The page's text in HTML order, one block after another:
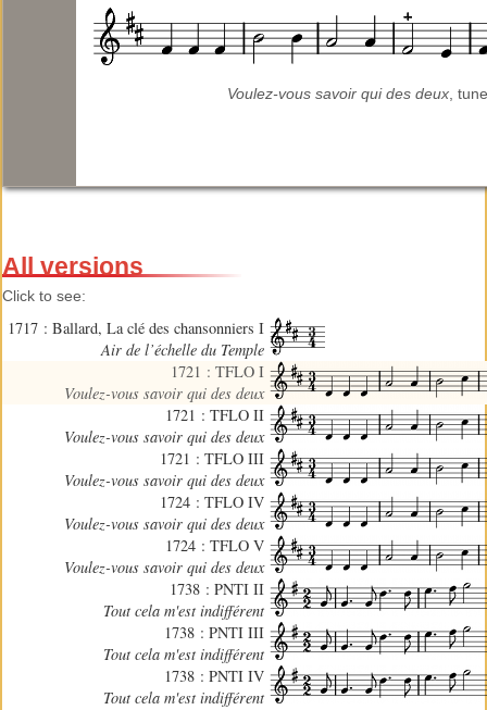
Voulez-vous savoir qui des deux,
All versions
Click to see:
1717 : Ballard, La clé des chansonniers I
Air de l’échelle du Temple
1721 : TFLO I
Voulez-vous savoir qui des deux
1721 : TFLO II
Voulez-vous savoir qui des deux
1721 : TFLO III
Voulez-vous savoir qui des deux
1724 : TFLO IV
Voulez-vous savoir qui des deux
1724 : TFLO V
Voulez-vous savoir qui des deux
1738 : PNTI II
Tout cela m'est indifférent
1738 : PNTI III
Tout cela m'est indifférent
1738 : PNTI IV
Tout cela m'est indifférent